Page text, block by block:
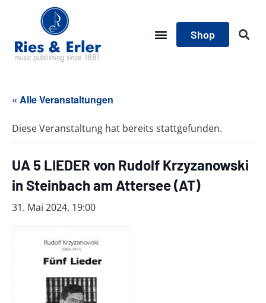
Shop
« Alle Veranstaltungen
Diese Veranstaltung hat bereits stattgefunden.
UA 5 LIEDER von Rudolf Krzyzanowski
in Steinbach am Attersee (AT)
31. Mai 2024, 19:00